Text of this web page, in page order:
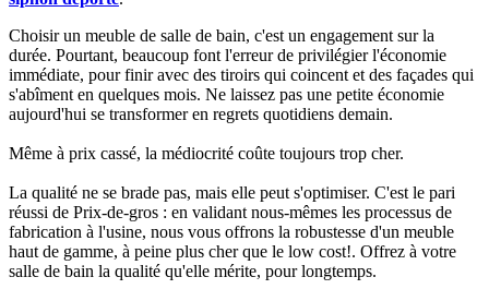
Choisir un meuble de salle de bain, c'est un engagement sur la
durée. Pourtant, beaucoup font l'erreur de privilégier l'économie
immédiate, pour finir avec des tiroirs qui coincent et des façades qui
s'abîment en quelques mois. Ne laissez pas une petite économie
aujourd'hui se transformer en regrets quotidiens demain.
Même à prix cassé, la médiocrité coûte toujours trop cher.
La qualité ne se brade pas, mais elle peut s'optimiser. C'est le pari
réussi de Prix-de-gros : en validant nous-mêmes les processus de
fabrication à l'usine, nous vous offrons la robustesse d'un meuble
haut de gamme, à peine plus cher que le low cost!. Offrez à votre
salle de bain la qualité qu'elle mérite, pour longtemps.